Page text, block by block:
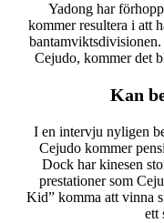
Yadong har
kommer resultera i att
bantamviktsdivisionen.
Cejudo, kommer det
Kan
I en intervju nyligen
Cejudo kommer
Dock har kinesen
prestationer som
Kid” komma att vinna
ett